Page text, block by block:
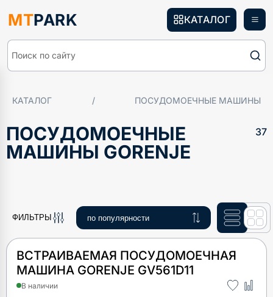
MTPARK
Поиск по сайту
КАТАЛОГ
КАТАЛОГ / ПОСУДОМОЕЧНЫЕ МАШИНЫ
ПОСУДОМОЕЧНЫЕ
МАШИНЫ GORENJE
37
ФИЛЬТРЫ
ВСТРАИВАЕМАЯ ПОСУДОМОЕЧНАЯ
МАШИНА GORENJE GV561D11
В наличии